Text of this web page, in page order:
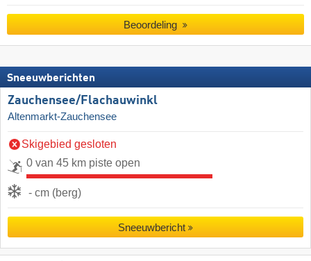
Beoordeling
Sneeuwberichten
Zauchensee/​Flachauwinkl
Altenmarkt-Zauchensee
Skigebied gesloten
0 van 45 km piste open
- cm (berg)
Sneeuwbericht